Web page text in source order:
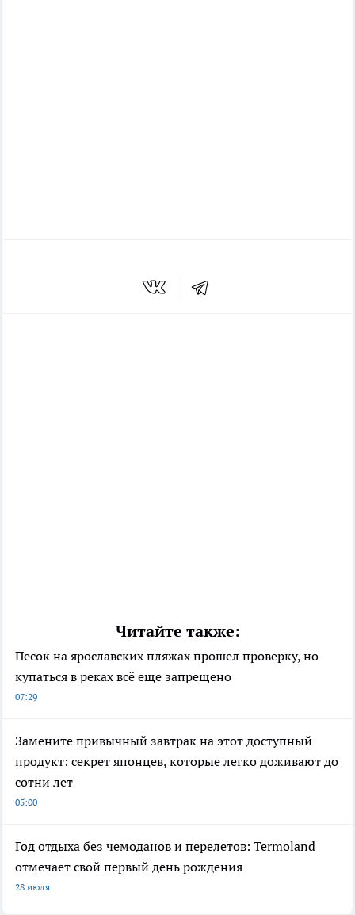
Читайте также:
Песок на ярославских пляжах прошел проверку, но
купаться в реках всё еще запрещено
07:29
Замените привычный завтрак на этот доступный
продукт: секрет японцев, которые легко доживают до
сотни лет
05:00
Год отдыха без чемоданов и перелетов: Termoland
отмечает свой первый день рождения
28 июля